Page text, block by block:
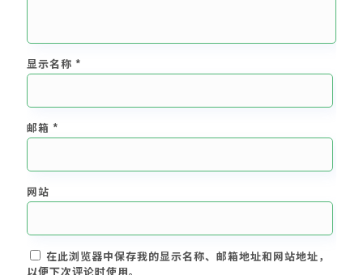
显示名称 *
邮箱 *
网站
在此浏览器中保存我的显示名称、邮箱地址和网站地址，
以便下次评论时使用。